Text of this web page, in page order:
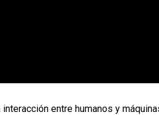
entre humanos y